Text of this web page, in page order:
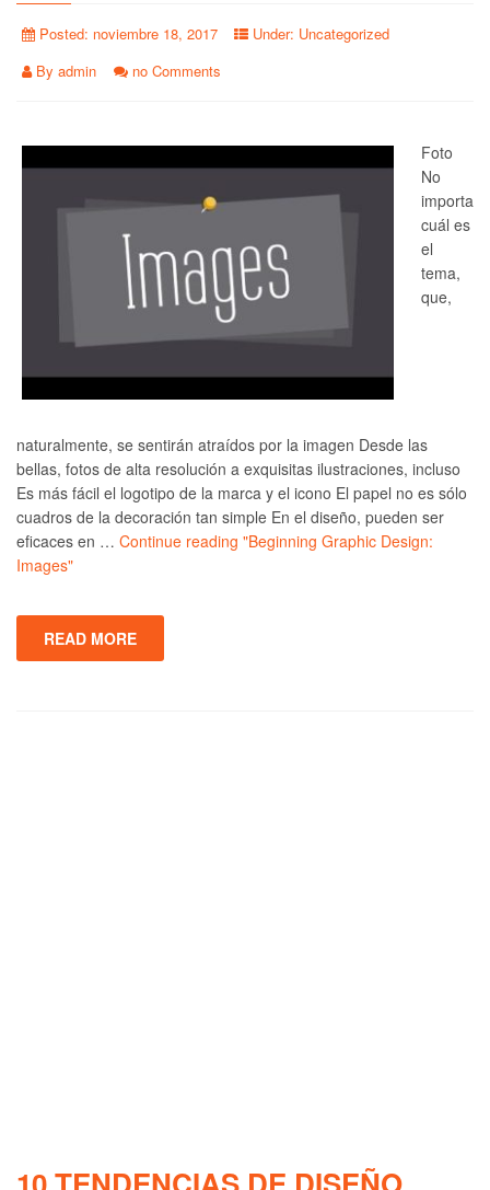
Posted: noviembre 18, 2017 Under: Uncategorized
By admin no Comments
Foto
No
importa
cuál es
el
tema,
que,
naturalmente, se sentirán atraídos por la imagen Desde las
bellas, fotos de alta resolución a exquisitas ilustraciones, incluso
Es más fácil el logotipo de la marca y el icono El papel no es sólo
cuadros de la decoración tan simple En el diseño, pueden ser
eficaces en … Continue reading "Beginning Graphic Design:
Images"
READ MORE